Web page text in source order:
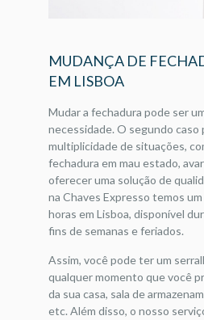
MUDANÇA DE
EM LISBOA
Mudar a fechadura pode ser
necessidade. O segundo caso
multiplicidade de situações,
fechadura em mau estado,
oferecer uma solução de
na Chaves Expresso temos
horas em Lisboa, disponível
fins de semanas e feriados.
Assim, você pode ter um
qualquer momento que você
da sua casa, sala de
etc. Além disso, o nosso